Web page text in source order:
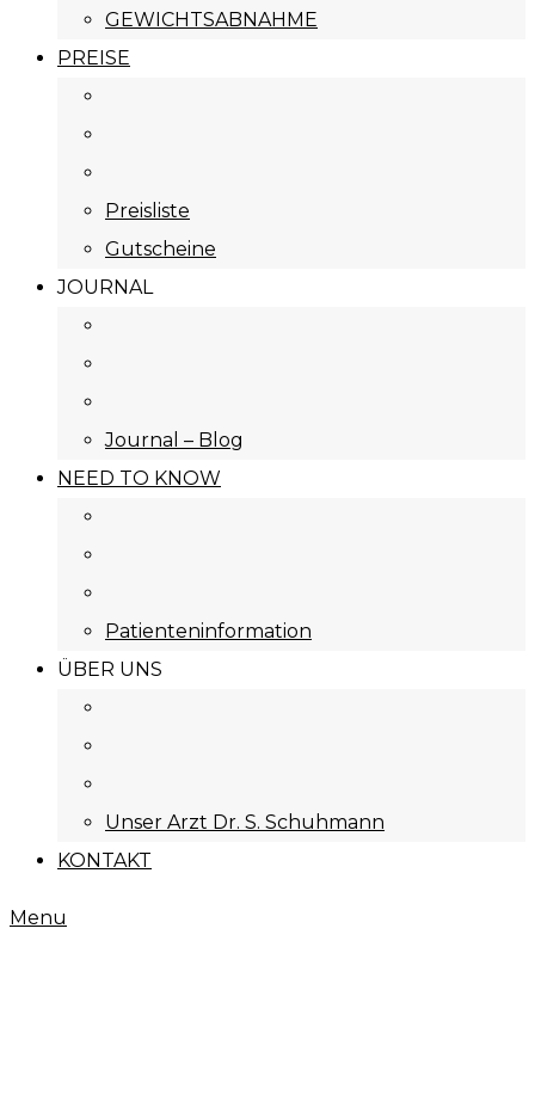
GEWICHTSABNAHME
PREISE
Preisliste
Gutscheine
JOURNAL
Journal – Blog
NEED TO KNOW
Patienteninformation
ÜBER UNS
Unser Arzt Dr. S. Schuhmann
KONTAKT
Menu